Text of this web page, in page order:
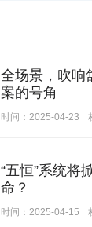
全场景，吹响
案的号角
时间：2025-04-23
“五恒”系统将
命？
时间：2025-04-15